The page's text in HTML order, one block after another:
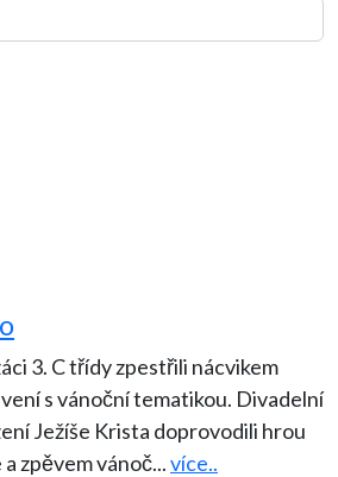
3. C třídy zpestřili nácvikem
vánoční tematikou. Divadelní
Ježíše Krista doprovodili hrou
zpěvem vánoč...více..